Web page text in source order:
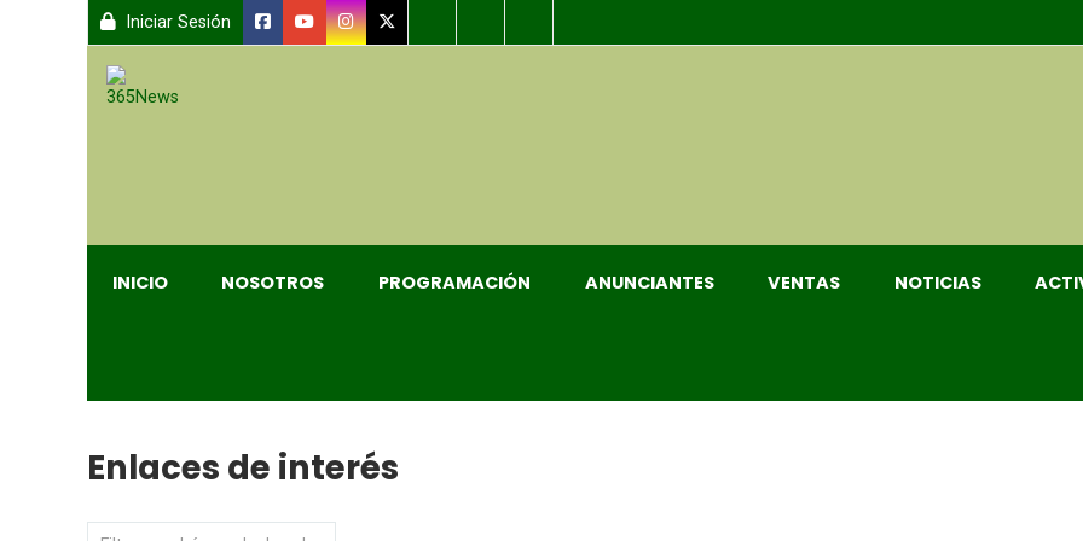
Iniciar Sesión
INICIO NOSOTROS PROGRAMACIÓN ANUNCIANTES VENTAS NOTICIAS
Enlaces de interés
Campo 'Filtrar'